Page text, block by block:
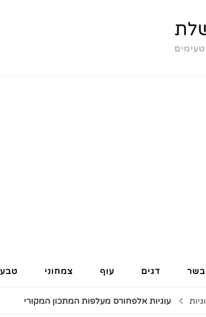
בשר דגים עוף צמחוני
עוגיות אלפחורס מעלפות המתכון המקורי